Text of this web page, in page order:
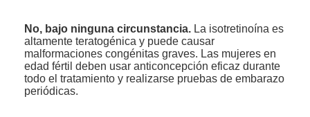
No, bajo ninguna circunstancia. La isotretinoína es
altamente teratogénica y puede causar
malformaciones congénitas graves. Las mujeres en
edad fértil deben usar anticoncepción eficaz durante
todo el tratamiento y realizarse pruebas de embarazo
periódicas.